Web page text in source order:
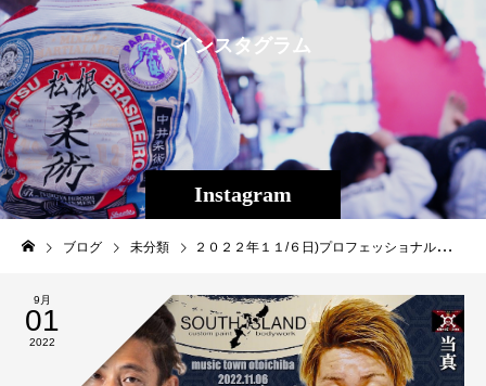
Instagram
インスタグラ ム
ブログ 未分類 ２０２２年１１/６日)プロフェッショナル修斗沖縄大会【THE SHOOTO OKINAWA vol.7】決定対戦カード第１弾！！メインとなる３カード決定！！９/１９(月祝)プロフェッショナル修斗後楽園ホールにて”王者”猿丸ジュンジVS”挑戦者”新井丈による至高のタイトルショットが決定する等、現在修斗で激しい盛り上がりを見せる修斗ストロー級。その修斗ストロー級の世界ランカー旭那拳（同級3位）当真佳直（同級8位）阿部マサトシ（同級5位）マッチョザバタフライ（同級7位）４選手による見所満載のランキングマッチ３回戦の２試合！そして沖縄RIZIN激闘帰りの宮城友一、修斗沖縄復帰戦が決定！［大会名］プロフェッショナル修斗公式戦沖縄大会 【THE SHOOTO OKINAWA vol.7】［日時］２０２２年1１月６日（日）［開場］14:00［開始］15:00［会場］ミュージックタウン音市場（沖縄市上地1-1-1)［主催］Theパラエストラ沖縄［認定］インターナショナル修斗コミッション［協力］一般社団法人日本修斗協会/ＥＶＥＲＧＲＯＵＮＤ/Studio Shine/ＪＭＯＣ/ＧＦＣ[特別メイン協賛] SOUTH ISLAND［チケット発売］９/９(金)［チケット料金］ ＳＲＳ１２，０００円 / ＲＳ席７,０００円 / Ｓ席５,５００円※当日は全席５００円増し。※当日別途５００円１ドリンク制。［チケット取扱所］◯EVERGROUND TEL:098-943-9801 住所：那覇市松山2-10-13-2Ｆ◯Theパラエストラ沖縄 TEL:098-851-4739 住所：那覇市与儀2-21-1［お問い合わせ］Theパラエストラ沖縄 TEL:098-851-4739[公式ＳＮＳ]THE SHOOTO OKINAWA 公式BlogTHE SHOOTO OKINAWA 公式instagramTHE SHOOTO OKINAWA 公式FACEBOOKTHE SHOOTO OKINAWA 公式TWITTER【決定カード】Theパラエストラ沖縄最軽量級のエース旭那拳が長い年月を経て復活した元修斗フライ級１位阿部マサトシと世界ランカー対決！◆ストロー級（-５２．２ｋｇ）５分３Ｒ旭那拳（沖縄那覇/Theパラエストラ沖縄/同級世界ランキング３位）ＶＳ阿部マサトシ（東京/AACC/同級世界ランキング５位）関西きっての実力者マッチョザバタフライに地元沖縄クロスラインの人気者当真佳直が挑む世界ランカー対決！◆ストロー級（-５２．２ｋｇ）５分３Ｒマッチョザバタフライ（大阪/総合格闘技道場コブラ会同級世界ランキング７位）ＶＳ当真 佳直（沖縄那覇/ reversaL Gym OKINAWA CROSS×LINE/同級世界ランキング８位）沖縄RIZINで激闘を繰り広げた宮城友一の修斗沖縄復帰戦、名乗りを上げたのは難攻不落の常勝軍団パラエストラ千葉ネットワークからの刺客、鎌田悠介！◆フライ級（-56．7ｋｇ）５分３Ｒ宮城 友一（沖縄宜野湾/DROP/同級世界ランキング４位）ＶＳ鎌田 悠介（千葉/ パラエストラ柏）その他にも様々なテーマを持ったカードを今後もマッチメイク予定です！！チケットは９月９日(金)より発売予定となります。今大会も座席数は通常より減席となっており、チケットの早期完売が予測されます。是非会場で本場のMMA・修斗の熱を体感するべく、良いお席はお早めにご購入下さい。未来のスター選手、チャンピオンはここから生まれる！！！沖縄から日本へ！沖縄から世界へ！☆【協賛募集】大会開催に向けてVIP席プレゼント等、特典付きの協賛も様々ご用意しております。ご興味のある方はTheパラエストラ沖縄（TEL：098-851-4739）までご連絡ください★#shooto1106 #THESHOOTOOKINAWA #EVERGROUND #斬修斗沖縄 #修斗 #shooto #沖縄 #パラエストラ #那覇 #コザ #コザミュージックタウン #MMA #総合格闘技
9月
01
2022